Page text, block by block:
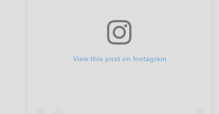
View this post on Instagram